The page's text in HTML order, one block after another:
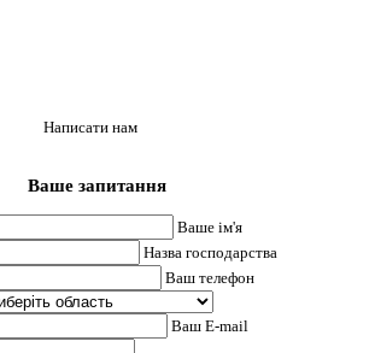
Написати нам
Ваше запитання
Ваше ім'я
Назва господарства
Ваш телефон
Ваш E-mail